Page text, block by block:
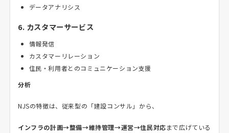
データアナリシス
6. カスタマーサービス
情報発信
カスタマーリレーション
住民・利用者とのコミュニケーション支援
分析
NJSの特徴は、従来型の「建設コンサル」から、
インフラの計画→整備→維持管理→運営→住民対応まで広げている